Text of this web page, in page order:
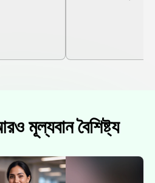
মূল্যবান বৈশিষ্ট্য